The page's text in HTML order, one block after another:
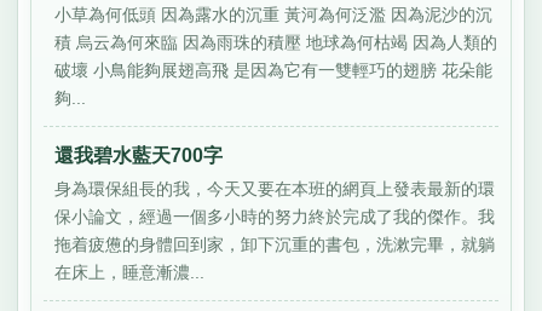
小草為何低頭 因為露水的沉重 黃河為何泛濫 因為泥沙的沉
積 烏云為何來臨 因為雨珠的積壓 地球為何枯竭 因為人類的
破壞 小鳥能夠展翅高飛 是因為它有一雙輕巧的翅膀 花朵能
夠...
還我碧水藍天700字
身為環保組長的我，今天又要在本班的網頁上發表最新的環
保小論文，經過一個多小時的努力終於完成了我的傑作。我
拖着疲憊的身體回到家，卸下沉重的書包，洗漱完畢，就躺
在床上，睡意漸濃...